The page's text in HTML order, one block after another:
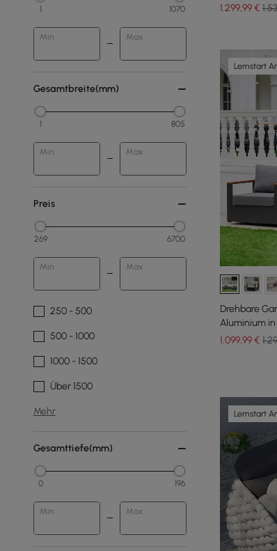
1 1070
Min Max
Gesamtbreite(mm)
1 805
Min Max
Preis
269 6700
Min Max
250 - 500
500 - 1000
1000 - 1500
Über 1500
Mehr
Gesamttiefe(mm)
0 196
Min Max
1.299,99€
Lernstart
Drehbare
Aluminium
1.099,99€
Lernstart